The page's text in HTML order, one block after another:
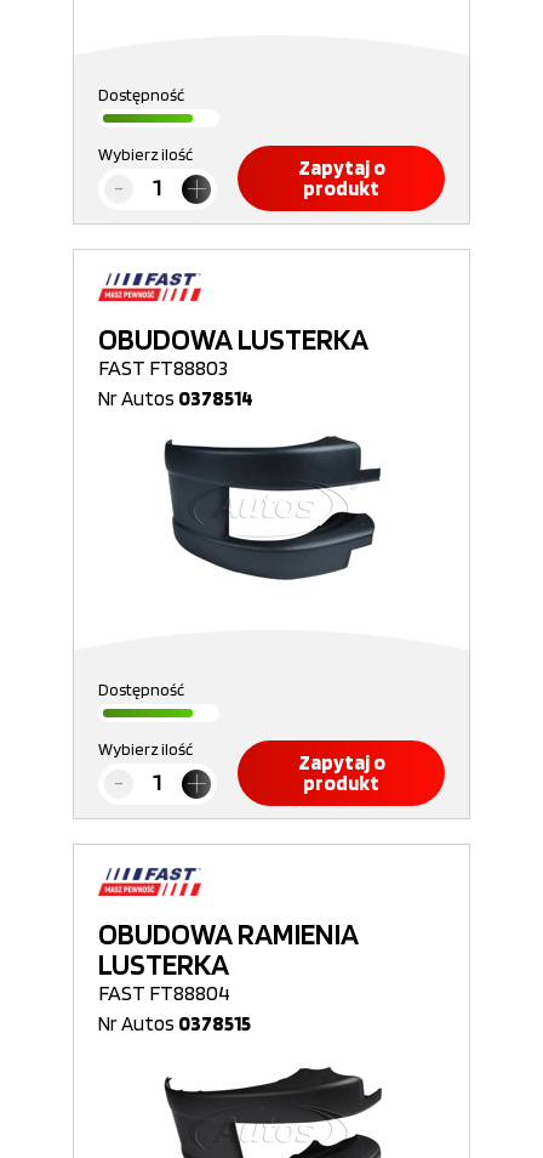
Dostępność
Wybierz ilość
Zapytaj o
produkt
OBUDOWA LUSTERKA
FAST FT88803
Nr Autos 0378514
Dostępność
Wybierz ilość
Zapytaj o
produkt
OBUDOWA RAMIENIA
LUSTERKA
FAST FT88804
Nr Autos 0378515